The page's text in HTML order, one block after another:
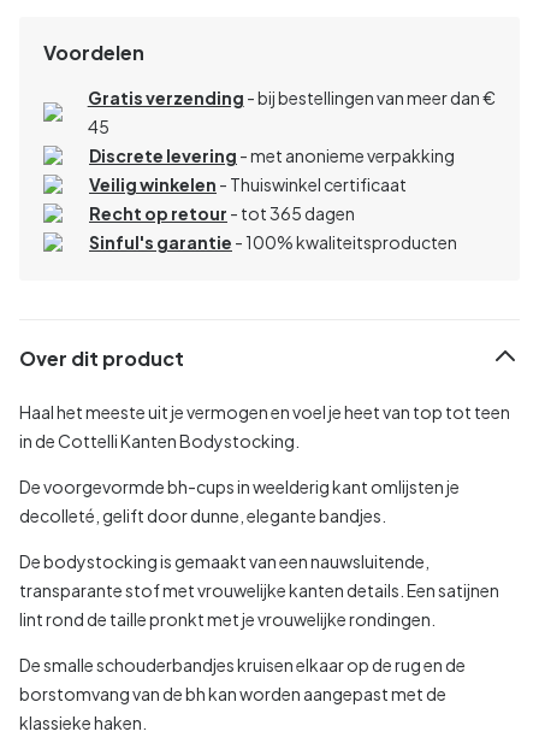
Voordelen
Gratis verzending - bij bestellingen van meer dan €
45
Discrete levering - met anonieme verpakking
Veilig winkelen - Thuiswinkel certificaat
Recht op retour - tot 365 dagen
Sinful's garantie - 100% kwaliteitsproducten
Over dit product
Haal het meeste uit je vermogen en voel je heet van top tot teen
in de Cottelli Kanten Bodystocking.
De voorgevormde bh-cups in weelderig kant omlijsten je
decolleté, gelift door dunne, elegante bandjes.
De bodystocking is gemaakt van een nauwsluitende,
transparante stof met vrouwelijke kanten details. Een satijnen
lint rond de taille pronkt met je vrouwelijke rondingen.
De smalle schouderbandjes kruisen elkaar op de rug en de
borstomvang van de bh kan worden aangepast met de
klassieke haken.